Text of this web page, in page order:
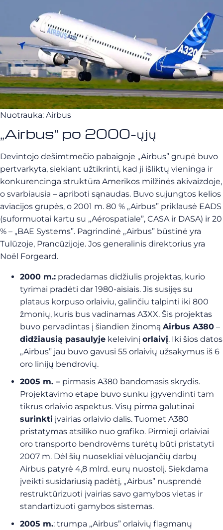
Nuotrauka: Airbus
„Airbus” po 2000-ųjų
Devintojo dešimtmečio pabaigoje „Airbus” grupė buvo
pertvarkyta, siekiant užtikrinti, kad ji išliktų vieninga ir
konkurencinga struktūra Amerikos milžinės akivaizdoje,
o svarbiausia – apriboti sąnaudas. Buvo sujungtos kelios
aviacijos grupės, o 2001 m. 80 % „Airbus” priklausė EADS
(suformuotai kartu su „Aérospatiale”, CASA ir DASA) ir 20
% – „BAE Systems”. Pagrindinė „Airbus” būstinė yra
Tulūzoje, Prancūzijoje. Jos generalinis direktorius yra
Noël Forgeard.
2000 m.: pradedamas didžiulis projektas, kurio
tyrimai pradėti dar 1980-aisiais. Jis susijęs su
plataus korpuso orlaiviu, galinčiu talpinti iki 800
žmonių, kuris bus vadinamas A3XX. Šis projektas
buvo pervadintas į šiandien žinomą Airbus A380 –
didžiausią pasaulyje keleivinį orlaivį. Iki šios datos
„Airbus” jau buvo gavusi 55 orlaivių užsakymus iš 6
oro linijų bendrovių.
2005 m. – pirmasis A380 bandomasis skrydis.
Projektavimo etape buvo sunku įgyvendinti tam
tikrus orlaivio aspektus. Visų pirma galutinai
surinkti įvairias orlaivio dalis. Tuomet A380
pristatymas atsiliko nuo grafiko. Pirmieji orlaiviai
oro transporto bendrovėms turėtų būti pristatyti
2007 m. Dėl šių nuosekliai vėluojančių darbų
Airbus patyrė 4,8 mlrd. eurų nuostolį. Siekdama
įveikti susidariusią padėtį, „Airbus” nusprendė
restruktūrizuoti įvairias savo gamybos vietas ir
standartizuoti gamybos sistemas.
2005 m.: trumpa „Airbus” orlaivių flagmanų